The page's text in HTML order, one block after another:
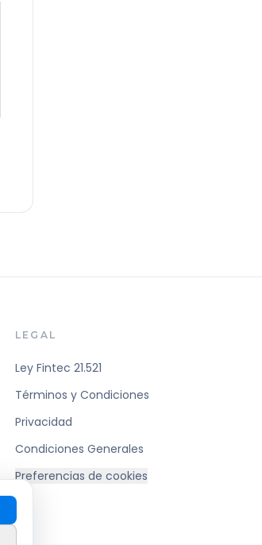
LEGAL
Ley Fintec 21.521
Términos y Condiciones
Privacidad
Condiciones Generales
Preferencias de cookies